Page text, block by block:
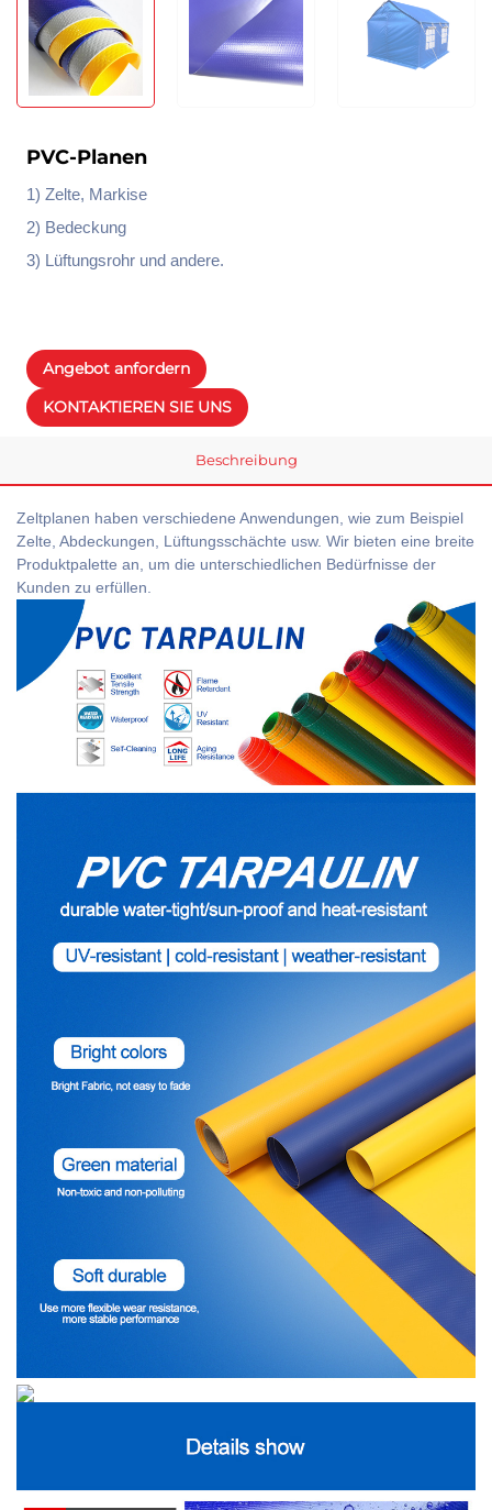
PVC-Planen
1) Zelte, Markise
2) Bedeckung
3) Lüftungsrohr und andere.
Angebot anfordern
KONTAKTIEREN SIE UNS
Beschreibung
Zeltplanen haben verschiedene Anwendungen, wie zum Beispiel
Zelte, Abdeckungen, Lüftungsschächte usw. Wir bieten eine breite
Produktpalette an, um die unterschiedlichen Bedürfnisse der
Kunden zu erfüllen.